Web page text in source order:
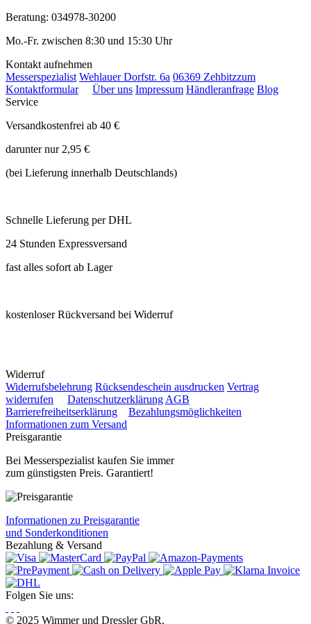
Beratung: 034978-30200
Mo.-Fr. zwischen 8:30 und 15:30 Uhr
Kontakt aufnehmen
Messerspezialist Wehlauer Dorfstr. 6a 06369 Zehbitzzum
Kontaktformular
Über uns Impressum Händleranfrage Blog
Service
Versandkostenfrei ab 40 €
darunter nur 2,95 €
(bei Lieferung innerhalb Deutschlands)
Schnelle Lieferung per DHL
24 Stunden Expressversand
fast alles sofort ab Lager
kostenloser Rückversand bei Widerruf
Widerruf
Widerrufsbelehrung Rücksendeschein ausdrucken Vertrag
widerrufen
Datenschutzerklärung AGB
Barrierefreiheitserklärung
Bezahlungsmöglichkeiten
Informationen zum Versand
Preisgarantie
Bei Messerspezialist kaufen Sie immer
zum günstigsten Preis. Garantiert!
Informationen zu Preisgarantie
und Sonderkonditionen
Bezahlung & Versand
Folgen Sie uns:
© 2025 Wimmer und Dressler GbR.